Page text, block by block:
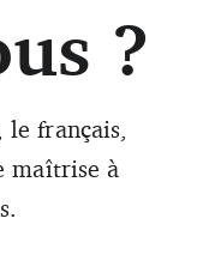
?
français,
maîtrise à